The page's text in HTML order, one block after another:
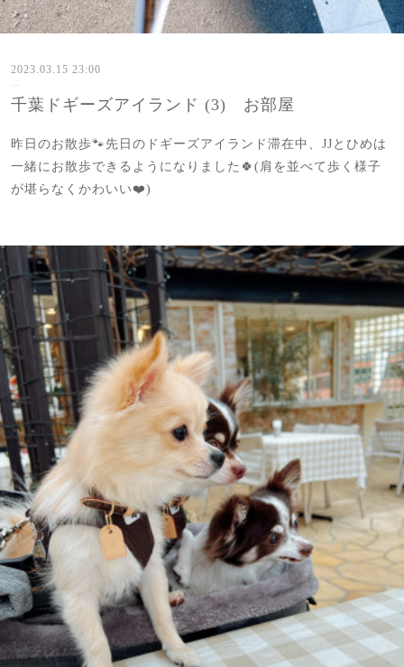
2023.03.15 23:00
千葉ドギーズアイランド (3) お部屋
昨日のお散歩🐾先日のドギーズアイランド滞在中、JJとひめは
一緒にお散歩できるようになりました🍀(肩を並べて歩く様子
が堪らなくかわいい❤️)